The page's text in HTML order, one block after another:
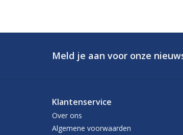
Meld je aan voor onze
Klantenservice
Over ons
Algemene voorwaarden